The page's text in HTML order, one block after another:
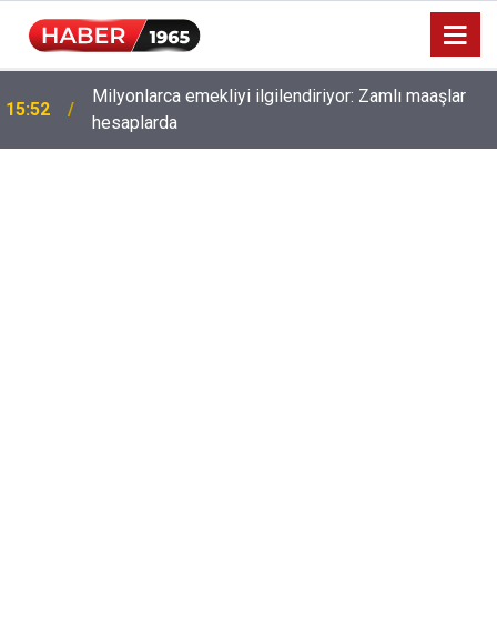
15:52
Milyonlarca emekliyi ilgilendiriyor: Zamlı maaşlar
hesaplarda